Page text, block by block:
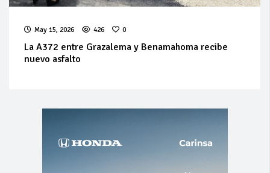
May 15, 2026 426 0
La A372 entre Grazalema y Benamahoma recibe
nuevo asfalto